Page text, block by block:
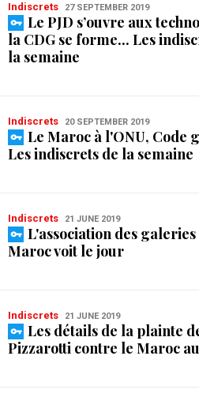
Indiscrets 27 SEPTEMBER 2019
Le PJD s’ouvre aux
la CDG se forme... Les
la semaine
Indiscrets 20 SEPTEMBER 2019
Le Maroc à l'ONU, Code
Les indiscrets de la semaine
Indiscrets 21 JUNE 2019
L'association des galeries
Maroc voit le jour
Indiscrets 21 JUNE 2019
Les détails de la plainte
Pizzarotti contre le Maroc